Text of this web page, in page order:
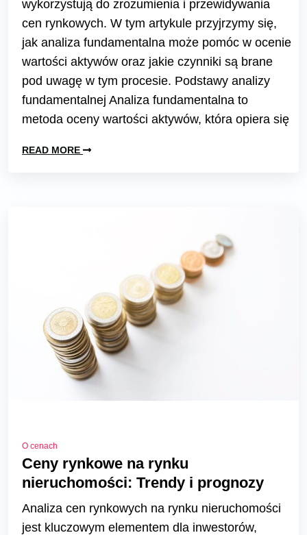
wykorzystują do zrozumienia i przewidywania
cen rynkowych. W tym artykule przyjrzymy się,
jak analiza fundamentalna może pomóc w ocenie
wartości aktywów oraz jakie czynniki są brane
pod uwagę w tym procesie. Podstawy analizy
fundamentalnej Analiza fundamentalna to
metoda oceny wartości aktywów, która opiera się
READ MORE
O cenach
Ceny rynkowe na rynku
nieruchomości: Trendy i prognozy
Analiza cen rynkowych na rynku nieruchomości
jest kluczowym elementem dla inwestorów,